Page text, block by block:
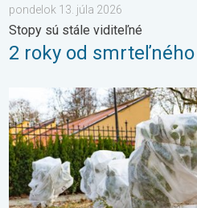
pondelok 13. júla 2026
Stopy sú stále viditeľné
2 roky od
Ako účinne ochrániť úrodu pred